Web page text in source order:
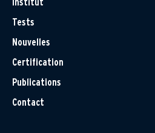
Tests
Nouvelles
Certification
Publications
Contact